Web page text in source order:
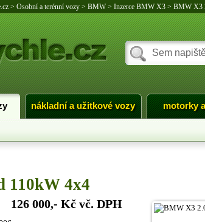
> Osobní a terénní vozy> BMW> Inzerce BMW X3> BMW X3
nákladní a užitkové vozy motorky
110kW 4x4
126 000,- Kč vč. DPH